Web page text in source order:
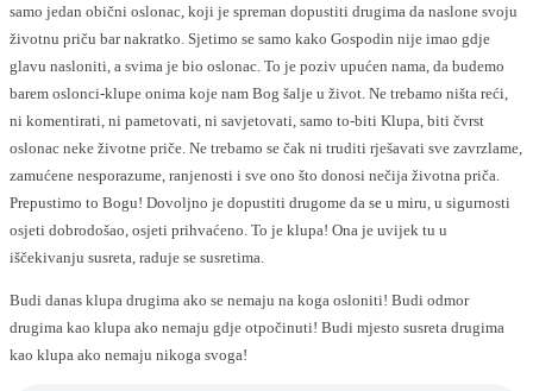
samo jedan obični oslonac, koji je spreman dopustiti drugima da naslone svoju
životnu priču bar nakratko. Sjetimo se samo kako Gospodin nije imao gdje
glavu nasloniti, a svima je bio oslonac. To je poziv upućen nama, da budemo
barem oslonci-klupe onima koje nam Bog šalje u život. Ne trebamo ništa reći,
ni komentirati, ni pametovati, ni savjetovati, samo to-biti Klupa, biti čvrst
oslonac neke životne priče. Ne trebamo se čak ni truditi rješavati sve zavrzlame,
zamućene nesporazume, ranjenosti i sve ono što donosi nečija životna priča.
Prepustimo to Bogu! Dovoljno je dopustiti drugome da se u miru, u sigurnosti
osjeti dobrodošao, osjeti prihvaćeno. To je klupa! Ona je uvijek tu u
iščekivanju susreta, raduje se susretima.
Budi danas klupa drugima ako se nemaju na koga osloniti! Budi odmor
drugima kao klupa ako nemaju gdje otpočinuti! Budi mjesto susreta drugima
kao klupa ako nemaju nikoga svoga!